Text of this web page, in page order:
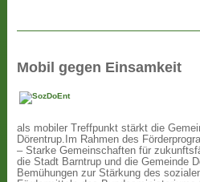
Mobil gegen Einsamkeit
als mobiler Treffpunkt stärkt die
Dörentrup.Im Rahmen des
– Starke Gemeinschaften für
die Stadt Barntrup und die Gemeinde
Bemühungen zur Stärkung des